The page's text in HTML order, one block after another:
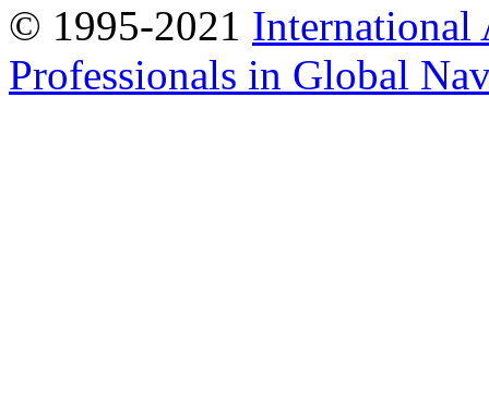
© 1995-2021 International
Professionals in Global